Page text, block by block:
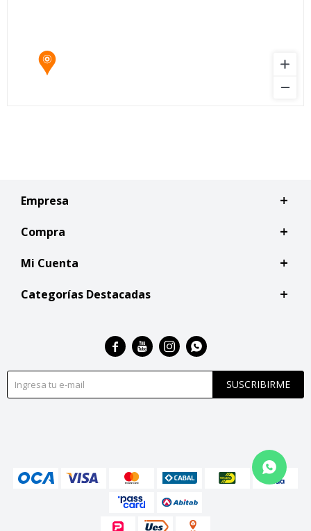
Empresa
Compra
Mi Cuenta
Categorías Destacadas
SUSCRIBIRME
   